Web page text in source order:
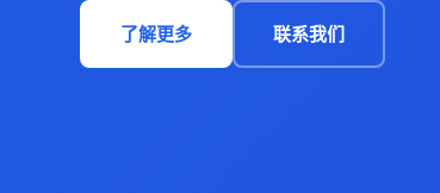
了解更多 联系我们